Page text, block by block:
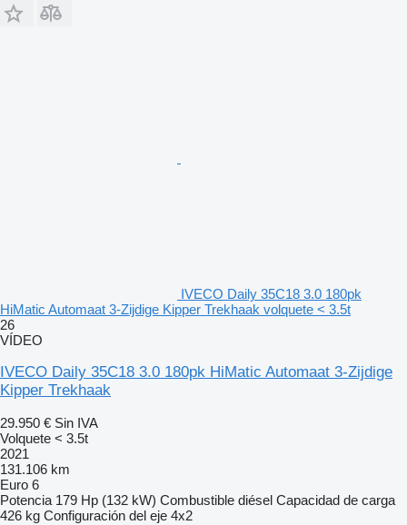
IVECO Daily 35C18 3.0 180pk
HiMatic Automaat 3-Zijdige Kipper Trekhaak volquete < 3.5t
26
VÍDEO
IVECO Daily 35C18 3.0 180pk HiMatic Automaat 3-Zijdige
Kipper Trekhaak
29.950 € Sin IVA
Volquete < 3.5t
2021
131.106 km
Euro 6
Potencia 179 Hp (132 kW) Combustible diésel Capacidad de carga
426 kg Configuración del eje 4x2